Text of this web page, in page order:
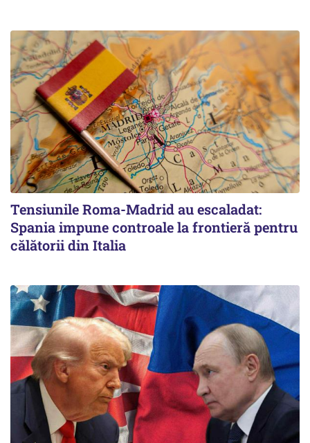
Tensiunile Roma-Madrid au escaladat:
Spania impune controale la frontieră pentru
călătorii din Italia